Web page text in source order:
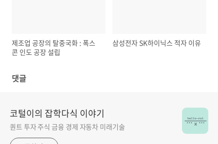
제조업 공장의 탈중국화 : 폭스
콘 인도 공장 설립
삼성전자 SK하이닉스 적자 이유
댓글
코털이의 잡학다식 이야기
퀀트 투자 주식 금융 경제 자동차 미래기술